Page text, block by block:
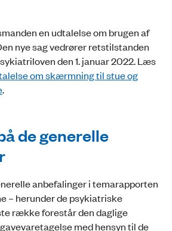
en udtalelse om brugen af
nye sag vedrører retstilstanden
den 1. januar 2022. Læs
om skærmning til stue og
.
de generelle
anbefalinger i temarapporten
– herunder de psykiatriske
række forestår den daglige
med hensyn til de